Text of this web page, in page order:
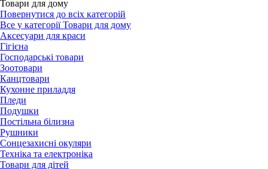
Товари для дому
Повернутися до всіх категорій
Все у категорії Товари для дому
Аксесуари для краси
Гігієна
Господарські товари
Зоотовари
Канцтовари
Кухонне приладдя
Пледи
Подушки
Постільна білизна
Рушники
Сонцезахисні окуляри
Техніка та електроніка
Товари для дітей